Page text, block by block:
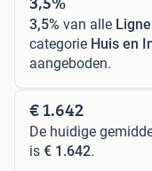
3,5% van alle
categorie Huis en
aangeboden.
€ 1.642
De huidige
is € 1.642.